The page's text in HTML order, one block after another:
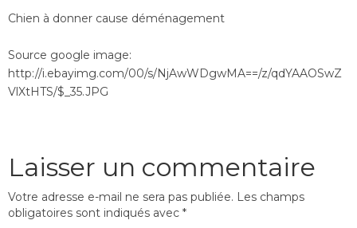
Chien à donner cause déménagement
Source google image:
http://i.ebayimg.com/00/s/NjAwWDgwMA==/z/qdYAAOSwZ
VlXtHTS/$_35.JPG
Laisser un commentaire
Votre adresse e-mail ne sera pas publiée. Les champs
obligatoires sont indiqués avec *